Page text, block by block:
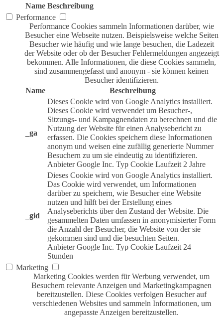
Name Beschreibung
Performance
Performance Cookies sammeln Informationen darüber, wie
Besucher eine Webseite nutzen. Beispielsweise welche Seiten
Besucher wie häufig und wie lange besuchen, die Ladezeit
der Website oder ob der Besucher Fehlermeldungen angezeigt
bekommen. Alle Informationen, die diese Cookies sammeln,
sind zusammengefasst und anonym - sie können keinen
Besucher identifizieren.
Name
Beschreibung
_ga
Dieses Cookie wird von Google Analytics installiert.
Dieses Cookie wird verwendet um Besucher-,
Sitzungs- und Kampagnendaten zu berechnen und die
Nutzung der Website für einen Analysebericht zu
erfassen. Die Cookies speichern diese Informationen
anonym und weisen eine zufällig generierte Nummer
Besuchern zu um sie eindeutig zu identifizieren.
Anbieter Google Inc. Typ Cookie Laufzeit 2 Jahre
_gid
Dieses Cookie wird von Google Analytics installiert.
Das Cookie wird verwendet, um Informationen
darüber zu speichern, wie Besucher eine Website
nutzen und hilft bei der Erstellung eines
Analyseberichts über den Zustand der Website. Die
gesammelten Daten umfassen in anonymisierter Form
die Anzahl der Besucher, die Website von der sie
gekommen sind und die besuchten Seiten.
Anbieter Google Inc. Typ Cookie Laufzeit 24
Stunden
Marketing
Marketing Cookies werden für Werbung verwendet, um
Besuchern relevante Anzeigen und Marketingkampagnen
bereitzustellen. Diese Cookies verfolgen Besucher auf
verschiedenen Websites und sammeln Informationen, um
angepasste Anzeigen bereitzustellen.